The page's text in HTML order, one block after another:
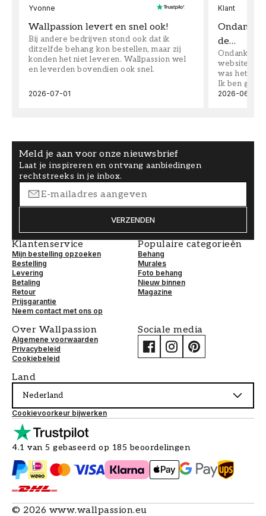
Yvonne
Wallpassion levert en snel ook!
Bij andere bedrijven stond ook dat ik
ditzelfde behang kon bestellen, maar zij
konden het niet leveren. Wallpassion wel
en leverden bovendien ook snel.
2026-07-01
Klant
Ondanks
de…
Ondanks
website
was het
Ik ben
2026-06-08
Meld je aan voor onze nieuwsbrief
Laat je inspireren en ontvang aanbiedingen
rechtstreeks in je inbox.
VERZENDEN
Klantenservice
Mijn bestelling opzoeken
Bestelling
Levering
Betaling
Retour
Prijsgarantie
Neem contact met ons op
Populaire categorieën
Behang
Murales
Foto behang
Nieuw binnen
Magazine
Over Wallpassion
Algemene voorwaarden
Privacybeleid
Cookiebeleid
Sociale media
Land
Nederland
Cookievoorkeur bijwerken
4.1 van 5 gebaseerd op 185 beoordelingen
© 2026 www.wallpassion.eu